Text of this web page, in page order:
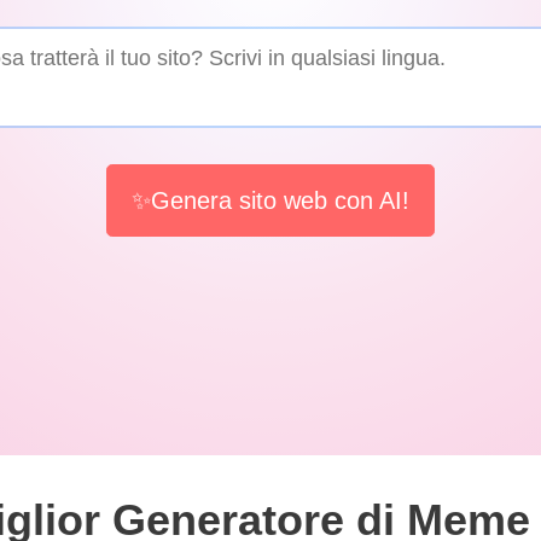
✨Genera sito web con AI!
Generatore di Meme